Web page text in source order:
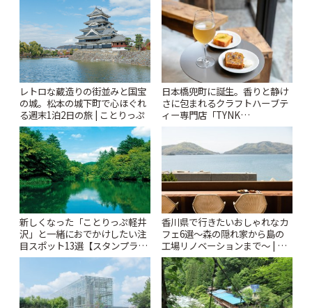
レトロな蔵造りの街並みと国宝
の城。松本の城下町で心ほぐれ
る週末1泊2日の旅 | ことりっぷ
日本橋兜町に誕生。香りと静け
さに包まれるクラフトハーブテ
ィー専門店「TYNK
Kabutocho」 | ことりっぷ
新しくなった「ことりっぷ軽井
沢」と一緒におでかけしたい注
目スポット13選【スタンプラリ
ー開催中】 | ことりっぷ
香川県で行きたいおしゃれなカ
フェ6選〜森の隠れ家から島の
工場リノベーションまで〜 | こ
とりっぷ